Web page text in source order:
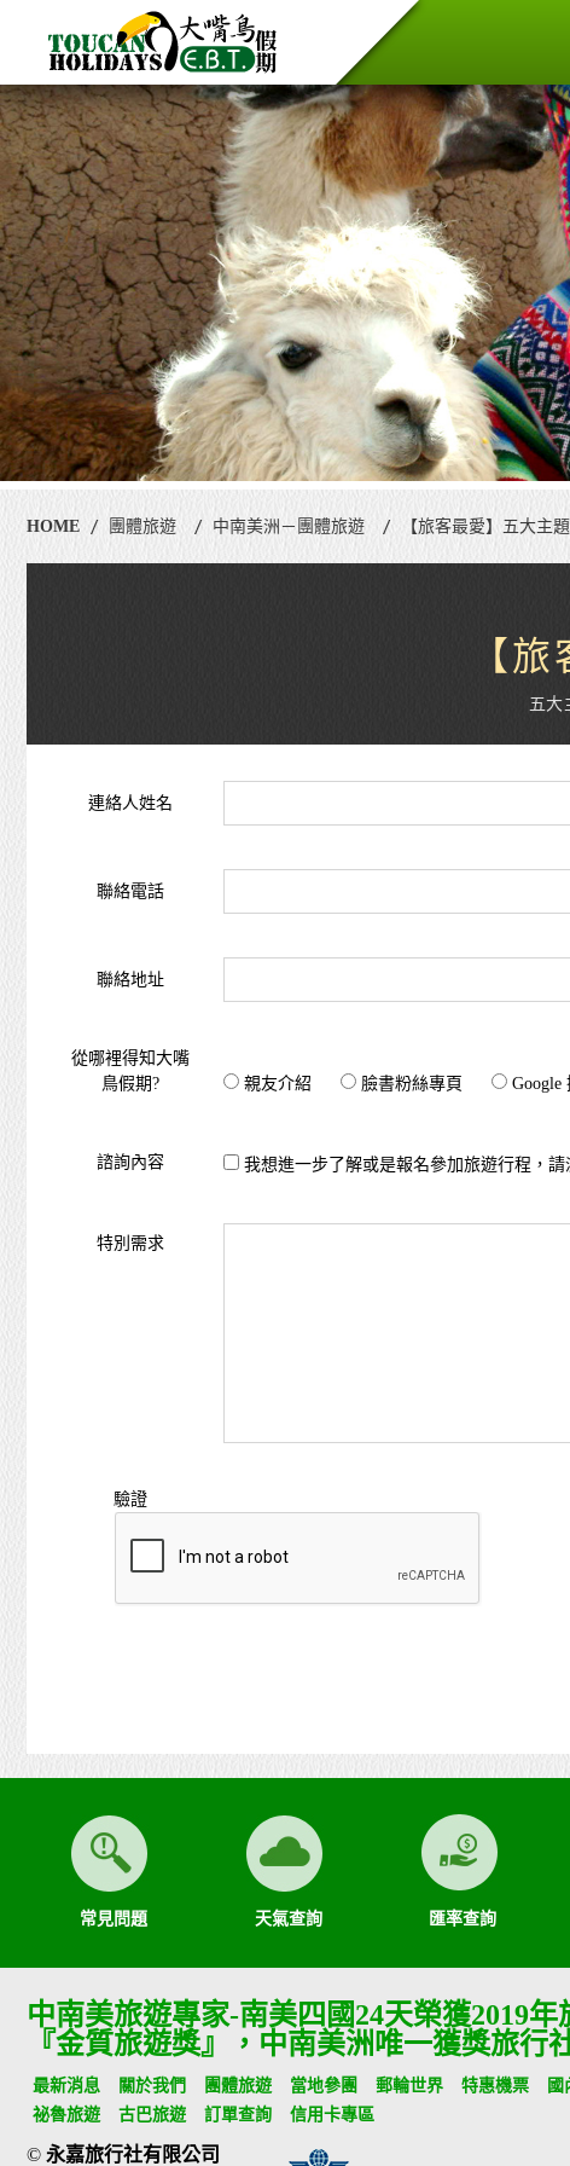
HOME 團體旅遊 中南美洲－團體旅遊 【旅客最愛】五大主
【
五大
連絡人姓名
聯絡電話
聯絡地址
從哪裡得知大嘴
鳥假期?
親友介紹 臉書粉絲專頁 Google
諮詢內容 我想進一步了解或是報名參加旅遊行程，請
特別需求
驗證
常見問題 天氣查詢 匯率查詢
中南美旅遊專家-南美四國24天榮獲2019
『金質旅遊獎』，中南美洲唯一獲獎旅行
最新消息 關於我們 團體旅遊 當地參團 郵輪世界 特惠機票 國
祕魯旅遊
古巴旅遊 訂單查詢 信用卡專區
© 永嘉旅行社有限公司